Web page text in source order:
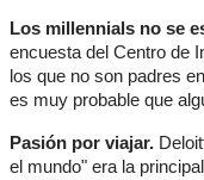
Los millennials no se
encuesta del Centro de
los que no son padres
es muy probable que
Pasión por viajar.
el mundo" era la